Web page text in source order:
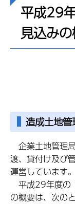
平成29
見込み
造成土地
企業土地管理
渡、貸付け及び
運営しています。
平成29年度の
の概要は、次の